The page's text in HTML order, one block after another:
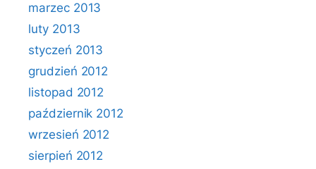
marzec 2013
luty 2013
styczeń 2013
grudzień 2012
listopad 2012
październik 2012
wrzesień 2012
sierpień 2012